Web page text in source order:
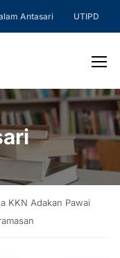
Antasari UTIPD
KKN Adakan Pawai